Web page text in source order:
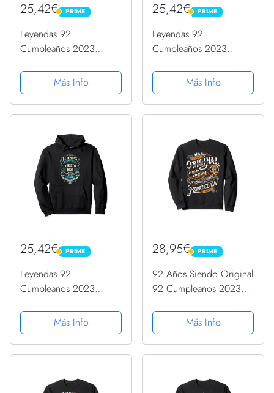
25,42€ PRIME
PRIME
Leyendas 92
Cumpleaños 2023
1931 Sudadera con
Capucha
Más Info
25,42€ PRIME
PRIME
Leyendas 92
Cumpleaños 2023
De 1931 Sudadera con
Capucha
Más Info
25,42€ PRIME
PRIME
Leyendas 92
Cumpleaños 2023
1931 Sudadera con
Capucha
Más Info
28,95€ PRIME
PRIME
92 Años Siendo Original
92 Cumpleaños 2023
SudaderaMás Info